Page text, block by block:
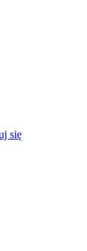
się